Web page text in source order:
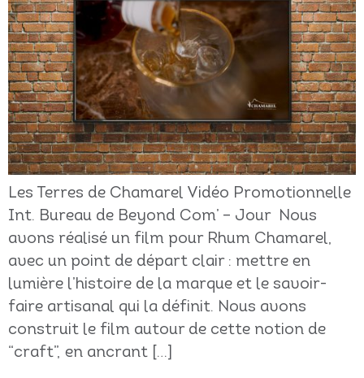
Les Terres de Chamarel Vidéo Promotionnelle
Int. Bureau de Beyond Com’ – Jour Nous
avons réalisé un film pour Rhum Chamarel,
avec un point de départ clair : mettre en
lumière l’histoire de la marque et le savoir-
faire artisanal qui la définit. Nous avons
construit le film autour de cette notion de
“craft”, en ancrant […]